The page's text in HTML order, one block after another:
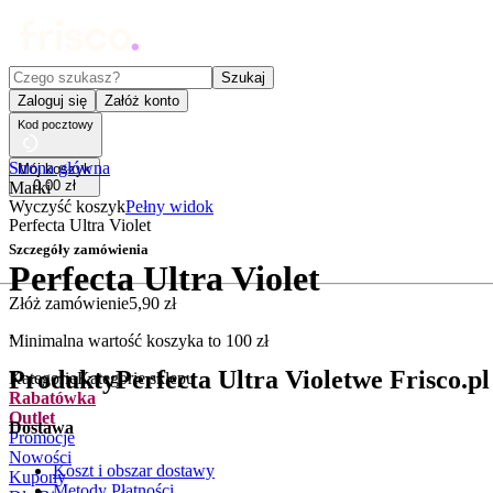
Czego szukasz?
Szukaj
Zaloguj się
Załóż konto
Kod pocztowy
Mój koszyk
0,00 zł
Wyczyść koszykPełny widok
Szczegóły zamówienia
Złóż zamówienie5,90 zł
Minimalna wartość koszyka to 100 zł
KategorieKategorie sklepu
Rabatówka
Outlet
Promocje
Nowości
Kupony
Strona główna
Marki
Perfecta Ultra Violet
Perfecta Ultra Violet
.
ProduktyPerfecta Ultra Violetwe Frisco.pl
Dostawa
Koszt i obszar dostawy